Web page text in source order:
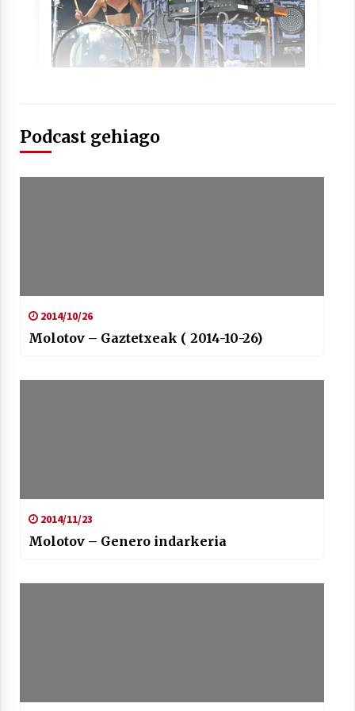
Berria egunkarian elkarrizketa
Hala Bedi irratiko Hizpidea saioan
2021/07/01
2021/06/30
Podcast gehiago
2014/10/26
Molotov – Gaztetxeak ( 2014-10-26)
2014/11/23
Molotov – Genero indarkeria